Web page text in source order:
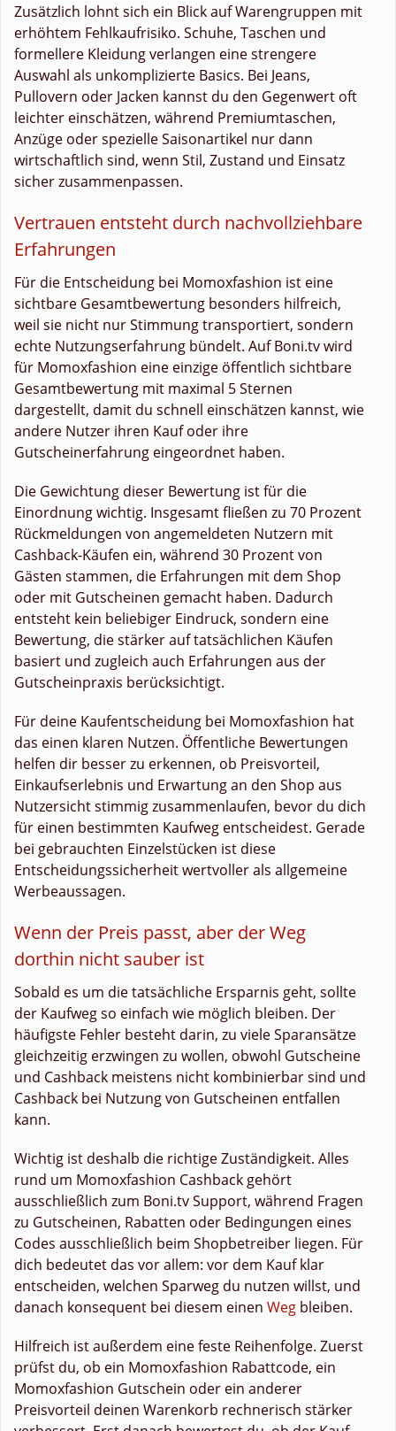
Zusätzlich lohnt sich ein Blick auf Warengruppen mit
erhöhtem Fehlkaufrisiko. Schuhe, Taschen und
formellere Kleidung verlangen eine strengere
Auswahl als unkomplizierte Basics. Bei Jeans,
Pullovern oder Jacken kannst du den Gegenwert oft
leichter einschätzen, während Premiumtaschen,
Anzüge oder spezielle Saisonartikel nur dann
wirtschaftlich sind, wenn Stil, Zustand und Einsatz
sicher zusammenpassen.
Vertrauen entsteht durch nachvollziehbare
Erfahrungen
Für die Entscheidung bei Momoxfashion ist eine
sichtbare Gesamtbewertung besonders hilfreich,
weil sie nicht nur Stimmung transportiert, sondern
echte Nutzungserfahrung bündelt. Auf Boni.tv wird
für Momoxfashion eine einzige öffentlich sichtbare
Gesamtbewertung mit maximal 5 Sternen
dargestellt, damit du schnell einschätzen kannst, wie
andere Nutzer ihren Kauf oder ihre
Gutscheinerfahrung eingeordnet haben.
Die Gewichtung dieser Bewertung ist für die
Einordnung wichtig. Insgesamt fließen zu 70 Prozent
Rückmeldungen von angemeldeten Nutzern mit
Cashback-Käufen ein, während 30 Prozent von
Gästen stammen, die Erfahrungen mit dem Shop
oder mit Gutscheinen gemacht haben. Dadurch
entsteht kein beliebiger Eindruck, sondern eine
Bewertung, die stärker auf tatsächlichen Käufen
basiert und zugleich auch Erfahrungen aus der
Gutscheinpraxis berücksichtigt.
Für deine Kaufentscheidung bei Momoxfashion hat
das einen klaren Nutzen. Öffentliche Bewertungen
helfen dir besser zu erkennen, ob Preisvorteil,
Einkaufserlebnis und Erwartung an den Shop aus
Nutzersicht stimmig zusammenlaufen, bevor du dich
für einen bestimmten Kaufweg entscheidest. Gerade
bei gebrauchten Einzelstücken ist diese
Entscheidungssicherheit wertvoller als allgemeine
Werbeaussagen.
Wenn der Preis passt, aber der Weg
dorthin nicht sauber ist
Sobald es um die tatsächliche Ersparnis geht, sollte
der Kaufweg so einfach wie möglich bleiben. Der
häufigste Fehler besteht darin, zu viele Sparansätze
gleichzeitig erzwingen zu wollen, obwohl Gutscheine
und Cashback meistens nicht kombinierbar sind und
Cashback bei Nutzung von Gutscheinen entfallen
kann.
Wichtig ist deshalb die richtige Zuständigkeit. Alles
rund um Momoxfashion Cashback gehört
ausschließlich zum Boni.tv Support, während Fragen
zu Gutscheinen, Rabatten oder Bedingungen eines
Codes ausschließlich beim Shopbetreiber liegen. Für
dich bedeutet das vor allem: vor dem Kauf klar
entscheiden, welchen Sparweg du nutzen willst, und
danach konsequent bei diesem einen Weg bleiben.
Hilfreich ist außerdem eine feste Reihenfolge. Zuerst
prüfst du, ob ein Momoxfashion Rabattcode, ein
Momoxfashion Gutschein oder ein anderer
Preisvorteil deinen Warenkorb rechnerisch stärker